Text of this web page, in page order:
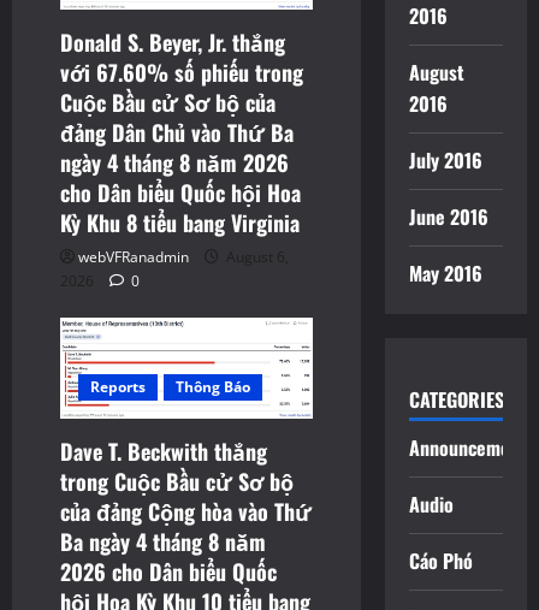
Donald S. Beyer, Jr. thắng
với 67.60% số phiếu trong
Cuộc Bầu cử Sơ bộ của
đảng Dân Chủ vào Thứ Ba
ngày 4 tháng 8 năm 2026
cho Dân biểu Quốc hội Hoa
Kỳ Khu 8 tiểu bang Virginia
webVFRanadmin
August 6,
2026
0
Reports Thông Báo
Dave T. Beckwith thắng
trong Cuộc Bầu cử Sơ bộ
của đảng Cộng hòa vào Thứ
Ba ngày 4 tháng 8 năm
2026 cho Dân biểu Quốc
hội Hoa Kỳ Khu 10 tiểu bang
2016
August
2016
July 2016
June 2016
May 2016
CATEGORIES
Announcements
Audio
Cáo Phó